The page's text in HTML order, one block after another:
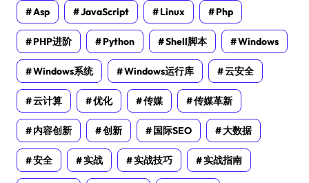
Asp JavaScript Linux Php
PHP进阶 Python Shell脚本 Windows
Windows系统 Windows运行库 云安全
云计算 优化 传媒 传媒革新
内容创新 创新 国际SEO 大数据
安全 实战 实战技巧 实战指南